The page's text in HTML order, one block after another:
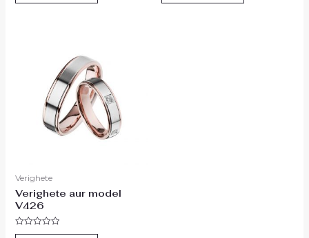
of
of
Verighete
Verighete aur model
V426
Rated